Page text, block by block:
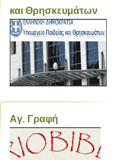
και Θρησκευμάτων
Aγ. Γραφή